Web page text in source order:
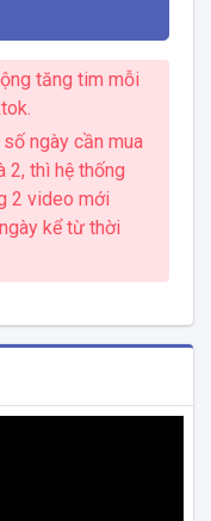
tăng tim mỗi
ngày cần mua
2, thì hệ thống
2 video mới
kể từ thời